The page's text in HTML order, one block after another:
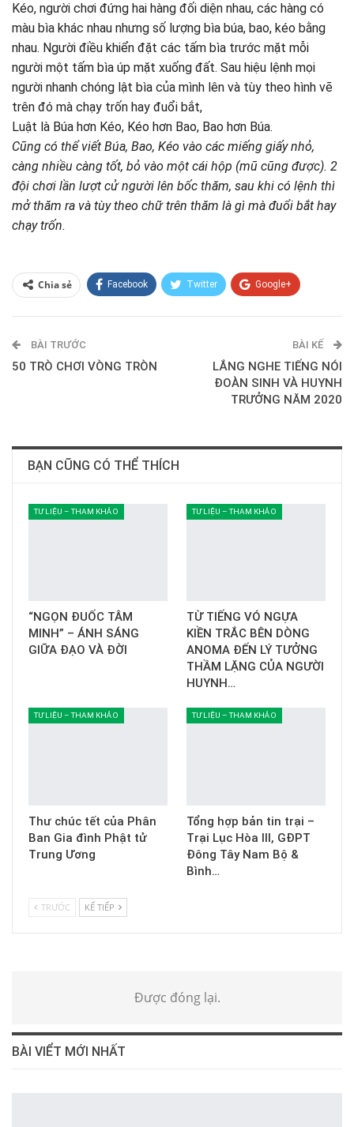
Kéo, người chơi đứng hai hàng đối diện nhau, các hàng có
màu bìa khác nhau nhưng số lượng bìa búa, bao, kéo bằng
nhau. Người điều khiển đặt các tấm bìa trước mặt mỗi
người một tấm bìa úp mặt xuống đất. Sau hiệu lệnh mọi
người nhanh chóng lật bìa của mình lên và tùy theo hình vẽ
trên đó mà chạy trốn hay đuổi bắt,
Luật là Búa hơn Kéo, Kéo hơn Bao, Bao hơn Búa.
Cũng có thể viết Búa, Bao, Kéo vào các miếng giấy nhỏ,
càng nhiều càng tốt, bỏ vào một cái hộp (mũ cũng được). 2
đội chơi lần lượt cử người lên bốc thăm, sau khi có lệnh thì
mở thăm ra và tùy theo chữ trên thăm là gì mà đuổi bắt hay
chạy trốn.
Chia sẻ Facebook Twitter Google+
E-mail
BÀI TRƯỚC
50 TRÒ CHƠI VÒNG TRÒN
BÀI KẾ
LẮNG NGHE TIẾNG NÓI
ĐOÀN SINH VÀ HUYNH
TRƯỞNG NĂM 2020
BẠN CŨNG CÓ THỂ THÍCH
TƯ LIỆU – THAM KHẢO
“NGỌN ĐUỐC TÂM
MINH” – ÁNH SÁNG
GIỮA ĐẠO VÀ ĐỜI
TƯ LIỆU – THAM KHẢO
TỪ TIẾNG VÓ NGỰA
KIỀN TRẮC BÊN DÒNG
ANOMA ĐẾN LÝ TƯỞNG
THẦM LẶNG CỦA NGƯỜI
HUYNH…
TƯ LIỆU – THAM KHẢO
Thư chúc tết của Phân
Ban Gia đình Phật tử
Trung Ương
TƯ LIỆU – THAM KHẢO
Tổng hợp bản tin trại –
Trại Lục Hòa III, GĐPT
Đông Tây Nam Bộ &
Bình…
TRƯỚC KẾ TIẾP
Được đóng lại.
BÀI VIỂT MỚI NHẤT